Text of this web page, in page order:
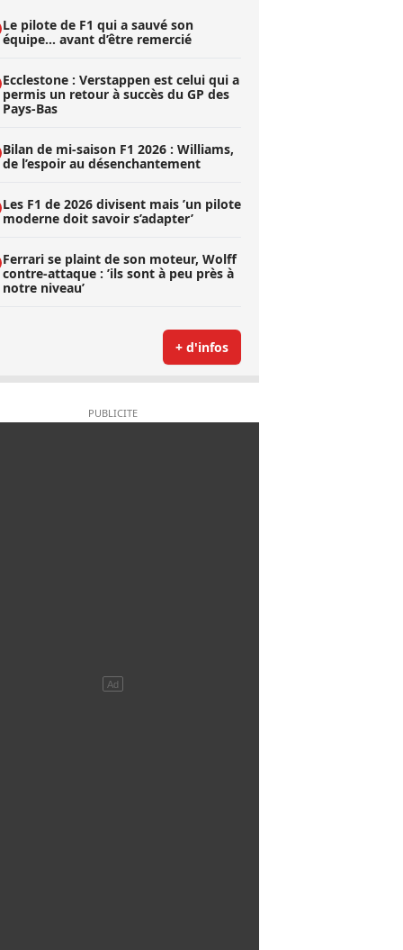
Le pilote de F1 qui a sauvé son
équipe… avant d’être remercié
Ecclestone : Verstappen est celui qui a
permis un retour à succès du GP des
Pays-Bas
Bilan de mi-saison F1 2026 : Williams,
de l’espoir au désenchantement
Les F1 de 2026 divisent mais ’un pilote
moderne doit savoir s’adapter’
Ferrari se plaint de son moteur, Wolff
contre-attaque : ’ils sont à peu près à
notre niveau’
+ d'infos